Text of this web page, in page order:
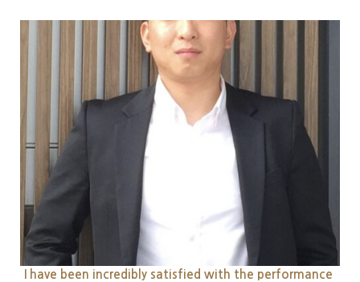
I have been incredibly satisfied with the performance